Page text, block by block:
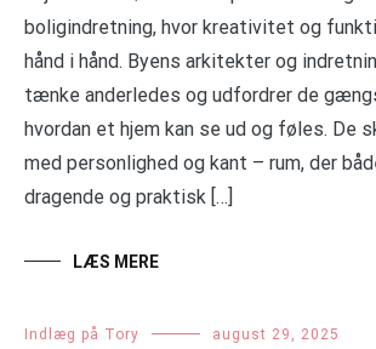
boligindretning, hvor kreativitet og
hånd i hånd. Byens arkitekter og
tænke anderledes og udfordrer de
hvordan et hjem kan se ud og føles. De
med personlighed og kant – rum, der
dragende og praktisk […]
LÆS MERE
Indlæg på Tory august 29, 2025